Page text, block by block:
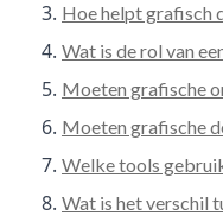
Hoe helpt grafisch
Wat is de rol van
Moeten grafische
Moeten grafische
Welke tools
Wat is het verschil